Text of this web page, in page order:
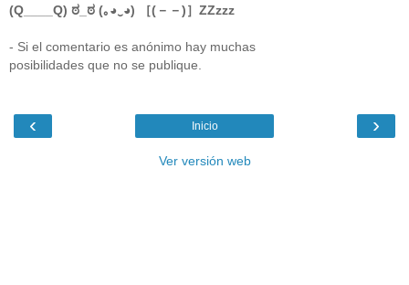
(Q____Q) ಠ_ಠ (｡◕‿◕) ［(－－)］ZZzzz
- Si el comentario es anónimo hay muchas
posibilidades que no se publique.
‹ ›
Inicio
Ver versión web